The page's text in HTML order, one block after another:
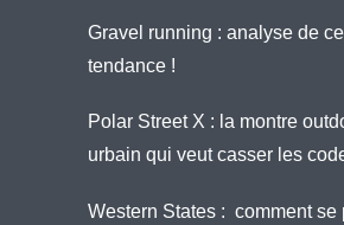
Gravel running : analyse de
tendance !
Polar Street X : la montre
urbain qui veut casser les
Western States : comment se